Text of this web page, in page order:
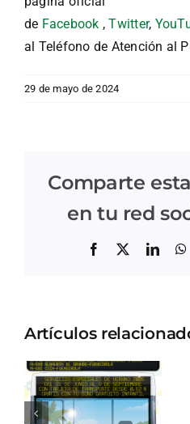
de Facebook ,Twitter,
al Teléfono de Atención al
29 de mayo de 2024
Comparte
en tu red
Facebook
Artículos